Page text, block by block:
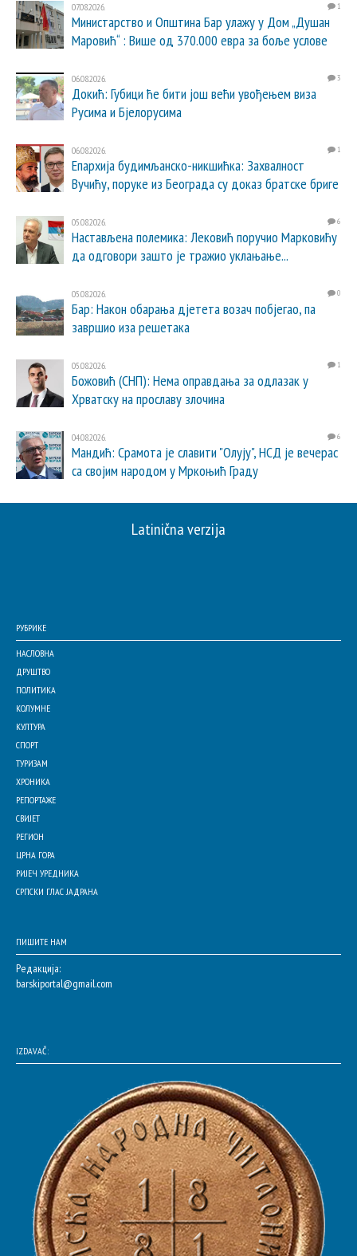
07.08.2026. 1
Министарство и Општина Бар улажу у Дом „Душан
Маровић“ : Више од 370.000 евра за боље услове
06.08.2026. 3
Докић: Губици ће бити још већи увођењем виза
Русима и Бјелорусима
06.08.2026. 1
Епархија будимљанско-никшићка: Захвалност
Вучићу, поруке из Београда су доказ братске бриге
05.08.2026. 6
Настављена полемика: Лековић поручио Марковићу
да одговори зашто је тражио уклањање...
05.08.2026. 0
Бар: Након обарања дјетета возач побјегао, па
завршио иза решетака
05.08.2026. 1
Божовић (СНП): Нема оправдања за одлазак у
Хрватску на прославу злочина
04.08.2026. 6
Мандић: Срамота је славити "Олују", НСД је вечерас
са својим народом у Мркоњић Граду
Latinična verzija
РУБРИКЕ
НАСЛОВНА
ДРУШТВО
ПОЛИТИКА
КОЛУМНЕ
КУЛТУРА
СПОРТ
ТУРИЗАМ
ХРОНИКА
РЕПОРТАЖЕ
СВИЈЕТ
РЕГИОН
ЦРНА ГОРА
РИЈЕЧ УРЕДНИКА
СРПСКИ ГЛАС ЈАДРАНА
ПИШИТЕ НАМ
Редакција:
barskiportal@gmail.com
IZDAVAČ: